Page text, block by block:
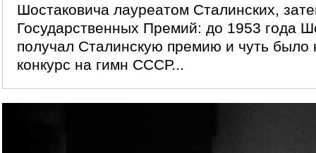
Шостаковича лауреатом Сталинских,
Государственных Премий: до 1953 года
получал Сталинскую премию и чуть было
конкурс на гимн СССР...